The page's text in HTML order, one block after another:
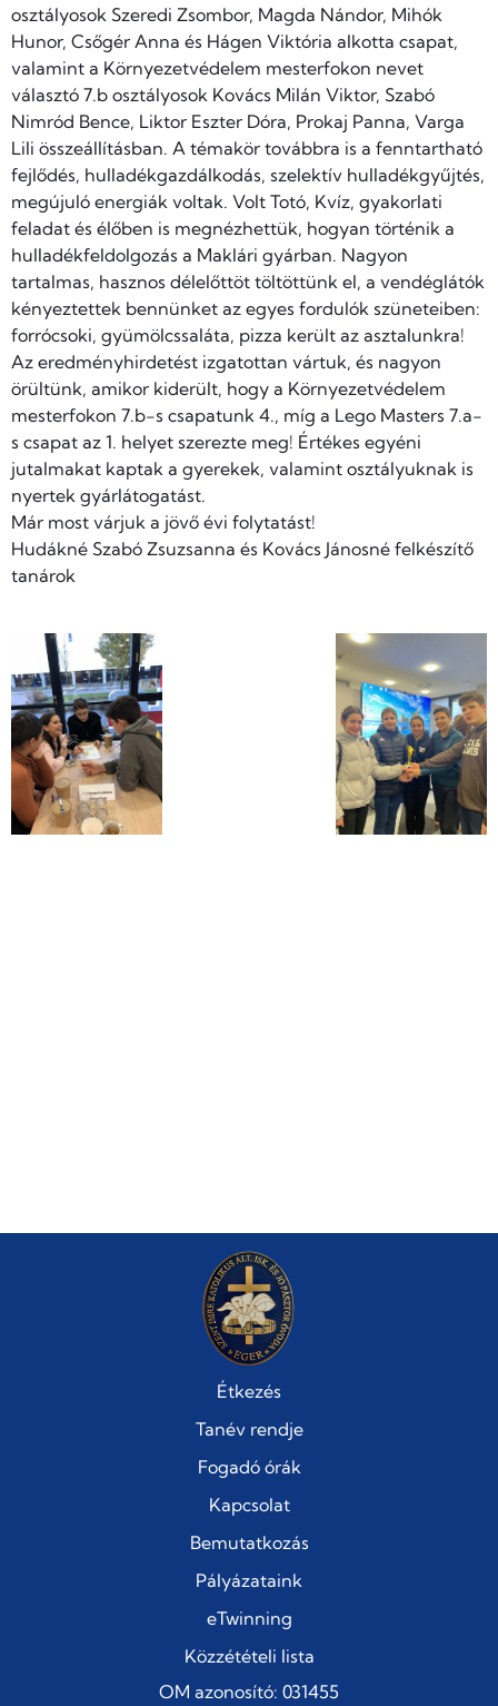
osztályosok Szeredi Zsombor, Magda Nándor, Mihók
Hunor, Csőgér Anna és Hágen Viktória alkotta csapat,
valamint a Környezetvédelem mesterfokon nevet
választó 7.b osztályosok Kovács Milán Viktor, Szabó
Nimród Bence, Liktor Eszter Dóra, Prokaj Panna, Varga
Lili összeállításban. A témakör továbbra is a fenntartható
fejlődés, hulladékgazdálkodás, szelektív hulladékgyűjtés,
megújuló energiák voltak. Volt Totó, Kvíz, gyakorlati
feladat és élőben is megnézhettük, hogyan történik a
hulladékfeldolgozás a Maklári gyárban. Nagyon
tartalmas, hasznos délelőttöt töltöttünk el, a vendéglátók
kényeztettek bennünket az egyes fordulók szüneteiben:
forrócsoki, gyümölcssaláta, pizza került az asztalunkra!
Az eredményhirdetést izgatottan vártuk, és nagyon
örültünk, amikor kiderült, hogy a Környezetvédelem
mesterfokon 7.b-s csapatunk 4., míg a Lego Masters 7.a-
s csapat az 1. helyet szerezte meg! Értékes egyéni
jutalmakat kaptak a gyerekek, valamint osztályuknak is
nyertek gyárlátogatást.
Már most várjuk a jövő évi folytatást!
Hudákné Szabó Zsuzsanna és Kovács Jánosné felkészítő
tanárok
Étkezés
Tanév rendje
Fogadó órák
Kapcsolat
Bemutatkozás
Pályázataink
eTwinning
Közzétételi lista
OM azonosító: 031455